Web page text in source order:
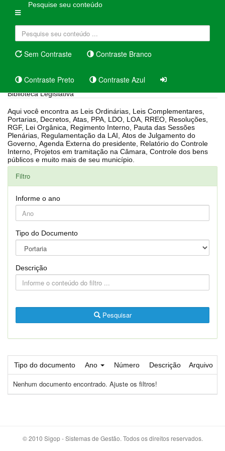
Pesquise seu conteúdo
Sem Contraste Contraste Branco
Contraste Preto Contraste Azul
Biblioteca Legislativa
Aqui você encontra as Leis Ordinárias, Leis Complementares,
Portarias, Decretos, Atas, PPA, LDO, LOA, RREO, Resoluções,
RGF, Lei Orgânica, Regimento Interno, Pauta das Sessões
Plenárias, Regulamentação da LAI, Atos de Julgamento do
Governo, Agenda Externa do presidente, Relatório do Controle
Interno, Projetos em tramitação na Câmara, Controle dos bens
públicos e muito mais de seu município.
Filtro
Informe o ano
Tipo do Documento
Descrição
Pesquisar
Tipo do documento Ano Número Descrição Arquivo
Nenhum documento encontrado. Ajuste os filtros!
© 2010 Sigop - Sistemas de Gestão. Todos os direitos reservados.